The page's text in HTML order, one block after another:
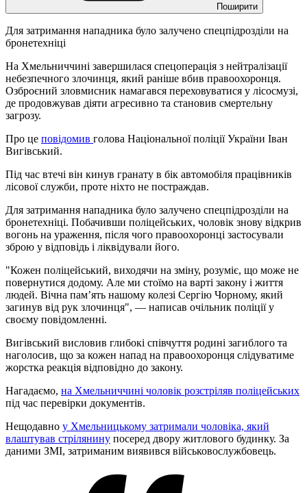
Поширити
Для затримання нападника було залучено спецпідрозділи на
бронетехніці
На Хмельниччині завершилася спецоперація з нейтралізації
небезпечного злочинця, який раніше вбив правоохоронця.
Озброєний зловмисник намагався переховуватися у лісосмузі,
де продовжував діяти агресивно та становив смертельну
загрозу.
Про це повідомив голова Національної поліції України Іван
Вигівський.
Під час втечі він кинув гранату в бік автомобіля працівників
лісової служби, проте ніхто не постраждав.
Для затримання нападника було залучено спецпідрозділи на
бронетехніці. Побачивши поліцейських, чоловік знову відкрив
вогонь на ураження, після чого правоохоронці застосували
зброю у відповідь і ліквідували його.
"Кожен поліцейський, виходячи на зміну, розуміє, що може не
повернутися додому. Але ми стоїмо на варті закону і життя
людей. Вічна пам’ять нашому колезі Сергію Чорному, який
загинув від рук злочинця", — написав очільник поліції у
своєму повідомленні.
Вигівський висловив глибокі співчуття родині загиблого та
наголосив, що за кожен напад на правоохоронця слідуватиме
жорстка реакція відповідно до закону.
Нагадаємо, на Хмельниччині чоловік розстріляв поліцейських
під час перевірки документів.
Нещодавно у Хмельницькому затримали чоловіка, який
влаштував стрілянину посеред двору житлового будинку. За
даними ЗМІ, затриманим виявився військовослужбовець.